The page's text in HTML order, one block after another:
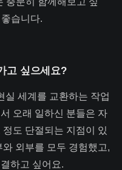
습니다.
고 싶으세요?
실 세계를 교환하는 작업
오래 일하신 분들은 자
도 단절되는 지점이 있
외부를 모두 경험했고,
하고 싶어요.